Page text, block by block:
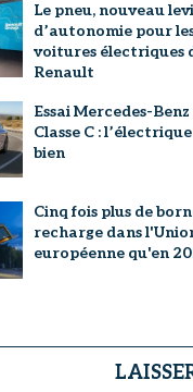
Le pneu, nouveau
d’autonomie pour
voitures électriques
Renault
Essai Mercedes-Benz
Classe C :
bien
Cinq fois plus de
recharge dans
européenne qu'en